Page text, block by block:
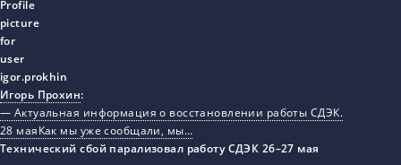
Игорь Прохин:
— Актуальная информация о восстановлении работы СДЭК.
28 маяКак мы уже сообщали, мы…
Технический сбой парализовал работу СДЭК 26–27 мая